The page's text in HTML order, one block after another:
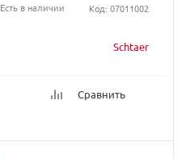
Schtaer
Сравнить
Есть в наличии
Код: 07011002